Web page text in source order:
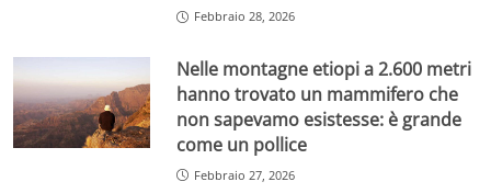
Febbraio 28, 2026
Nelle montagne etiopi a 2.600 metri
hanno trovato un mammifero che
non sapevamo esistesse: è grande
come un pollice
Febbraio 27, 2026